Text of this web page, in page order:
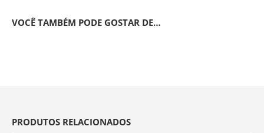
VOCÊ TAMBÉM PODE GOSTAR DE…
PRODUTOS RELACIONADOS